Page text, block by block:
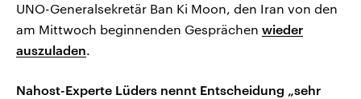
UNO-Generalsekretär Ban Ki Moon, den Iran von den
am Mittwoch beginnenden Gesprächen wieder
auszuladen.
Nahost-Experte Lüders nennt Entscheidung „sehr